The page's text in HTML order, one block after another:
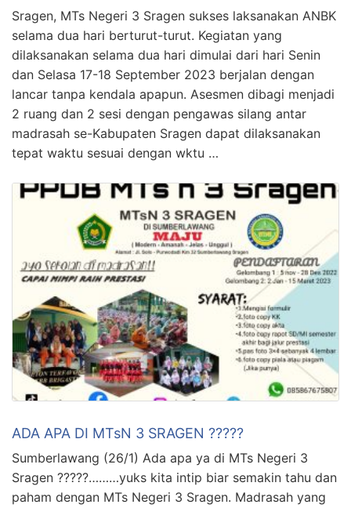
Sragen, MTs Negeri 3 Sragen sukses laksanakan ANBK
selama dua hari berturut-turut. Kegiatan yang
dilaksanakan selama dua hari dimulai dari hari Senin
dan Selasa 17-18 September 2023 berjalan dengan
lancar tanpa kendala apapun. Asesmen dibagi menjadi
2 ruang dan 2 sesi dengan pengawas silang antar
madrasah se-Kabupaten Sragen dapat dilaksanakan
tepat waktu sesuai dengan wktu …
ADA APA DI MTsN 3 SRAGEN ?????
Sumberlawang (26/1) Ada apa ya di MTs Negeri 3
Sragen ?????………yuks kita intip biar semakin tahu dan
paham dengan MTs Negeri 3 Sragen. Madrasah yang